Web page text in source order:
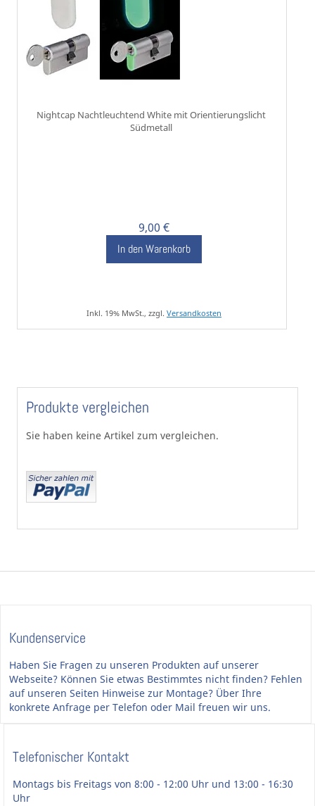
Nightcap Nachtleuchtend White mit Orientierungslicht
Südmetall
9,00 €
In den Warenkorb
Inkl. 19% MwSt., zzgl. Versandkosten
Produkte vergleichen
Sie haben keine Artikel zum vergleichen.
Kundenservice
Haben Sie Fragen zu unseren Produkten auf unserer
Webseite? Können Sie etwas Bestimmtes nicht finden? Fehlen
auf unseren Seiten Hinweise zur Montage? Über Ihre
konkrete Anfrage per Telefon oder Mail freuen wir uns.
Telefonischer Kontakt
Montags bis Freitags von 8:00 - 12:00 Uhr und 13:00 - 16:30
Uhr